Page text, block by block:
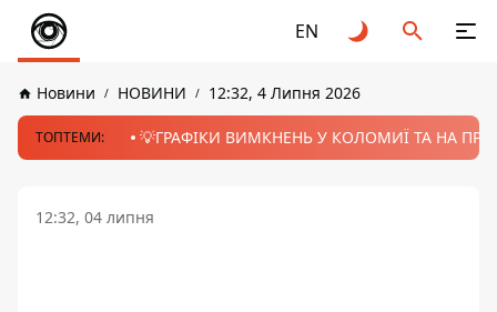
EN
Новини НОВИНИ 12:32, 4 Липня 2026
ТОПТЕМИ: 💡ГРАФІКИ ВИМКНЕНЬ У КОЛОМИЇ ТА НА
12:32, 04 липня